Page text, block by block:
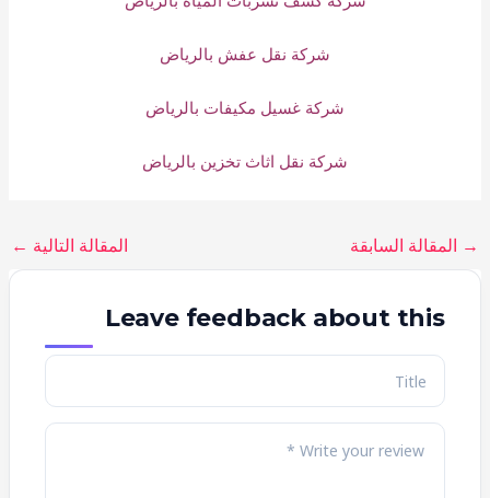
شركة نقل عفش بالرياض
شركة غسيل مكيفات بالرياض
شركة نقل اثاث تخزين بالرياض
→ المقالة السابقة المقالة التالية ←
Leave feedback about this